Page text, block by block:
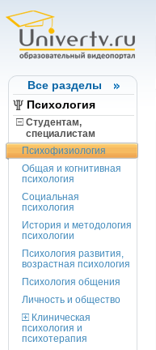
Все разделы
Психология
Студентам,
cпециалистам
Психофизиология
Общая и когнитивная
психология
Социальная
психология
История и методология
психологии
Психология развития,
возрастная психология
Психология общения
Личность и общество
Клиническая
психология и
психотерапия